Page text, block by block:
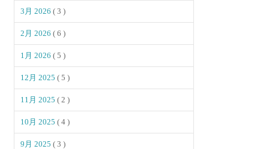
3月 2026( 3 )
2月 2026( 6 )
1月 2026( 5 )
12月 2025( 5 )
11月 2025( 2 )
10月 2025( 4 )
9月 2025( 3 )